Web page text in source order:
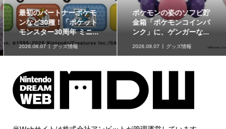
最初のパートナーポケモ
ンなど30種！「ポケット
モンスター30周年 ミニ...
2026.08.07 グッズ情報
ポケモンの姿のソフビ貯
金箱「ポケモンコインバ
ンク」に、ゲンガーな...
2026.08.07 グッズ情報